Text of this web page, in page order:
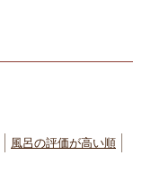
風呂の評価が高い順